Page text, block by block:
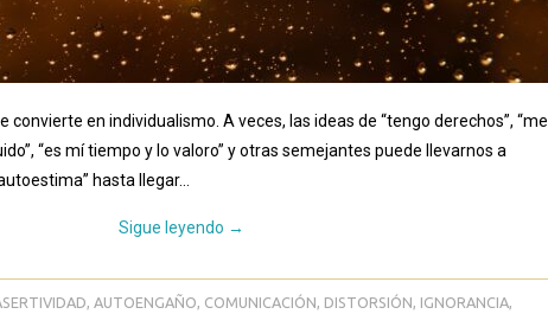
convierte en individualismo. A veces, las ideas de “tengo derechos”, “me
“es mí tiempo y lo valoro” y otras semejantes puede llevarnos a
hasta llegar…
Sigue leyendo →
AUTOENGAÑO COMUNICACIÓN DISTORSIÓN IGNORANCIA